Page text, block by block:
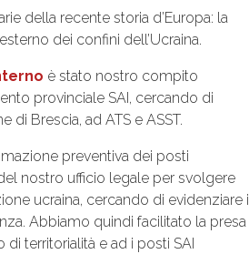
della recente storia d’Europa: la
dei confini dell’Ucraina.
è stato nostro compito
provinciale SAI, cercando di
Brescia, ad ATS e ASST.
preventiva dei posti
nostro ufficio legale per svolgere
ucraina, cercando di evidenziare i
Abbiamo quindi facilitato la presa
territorialità e ad i posti SAI